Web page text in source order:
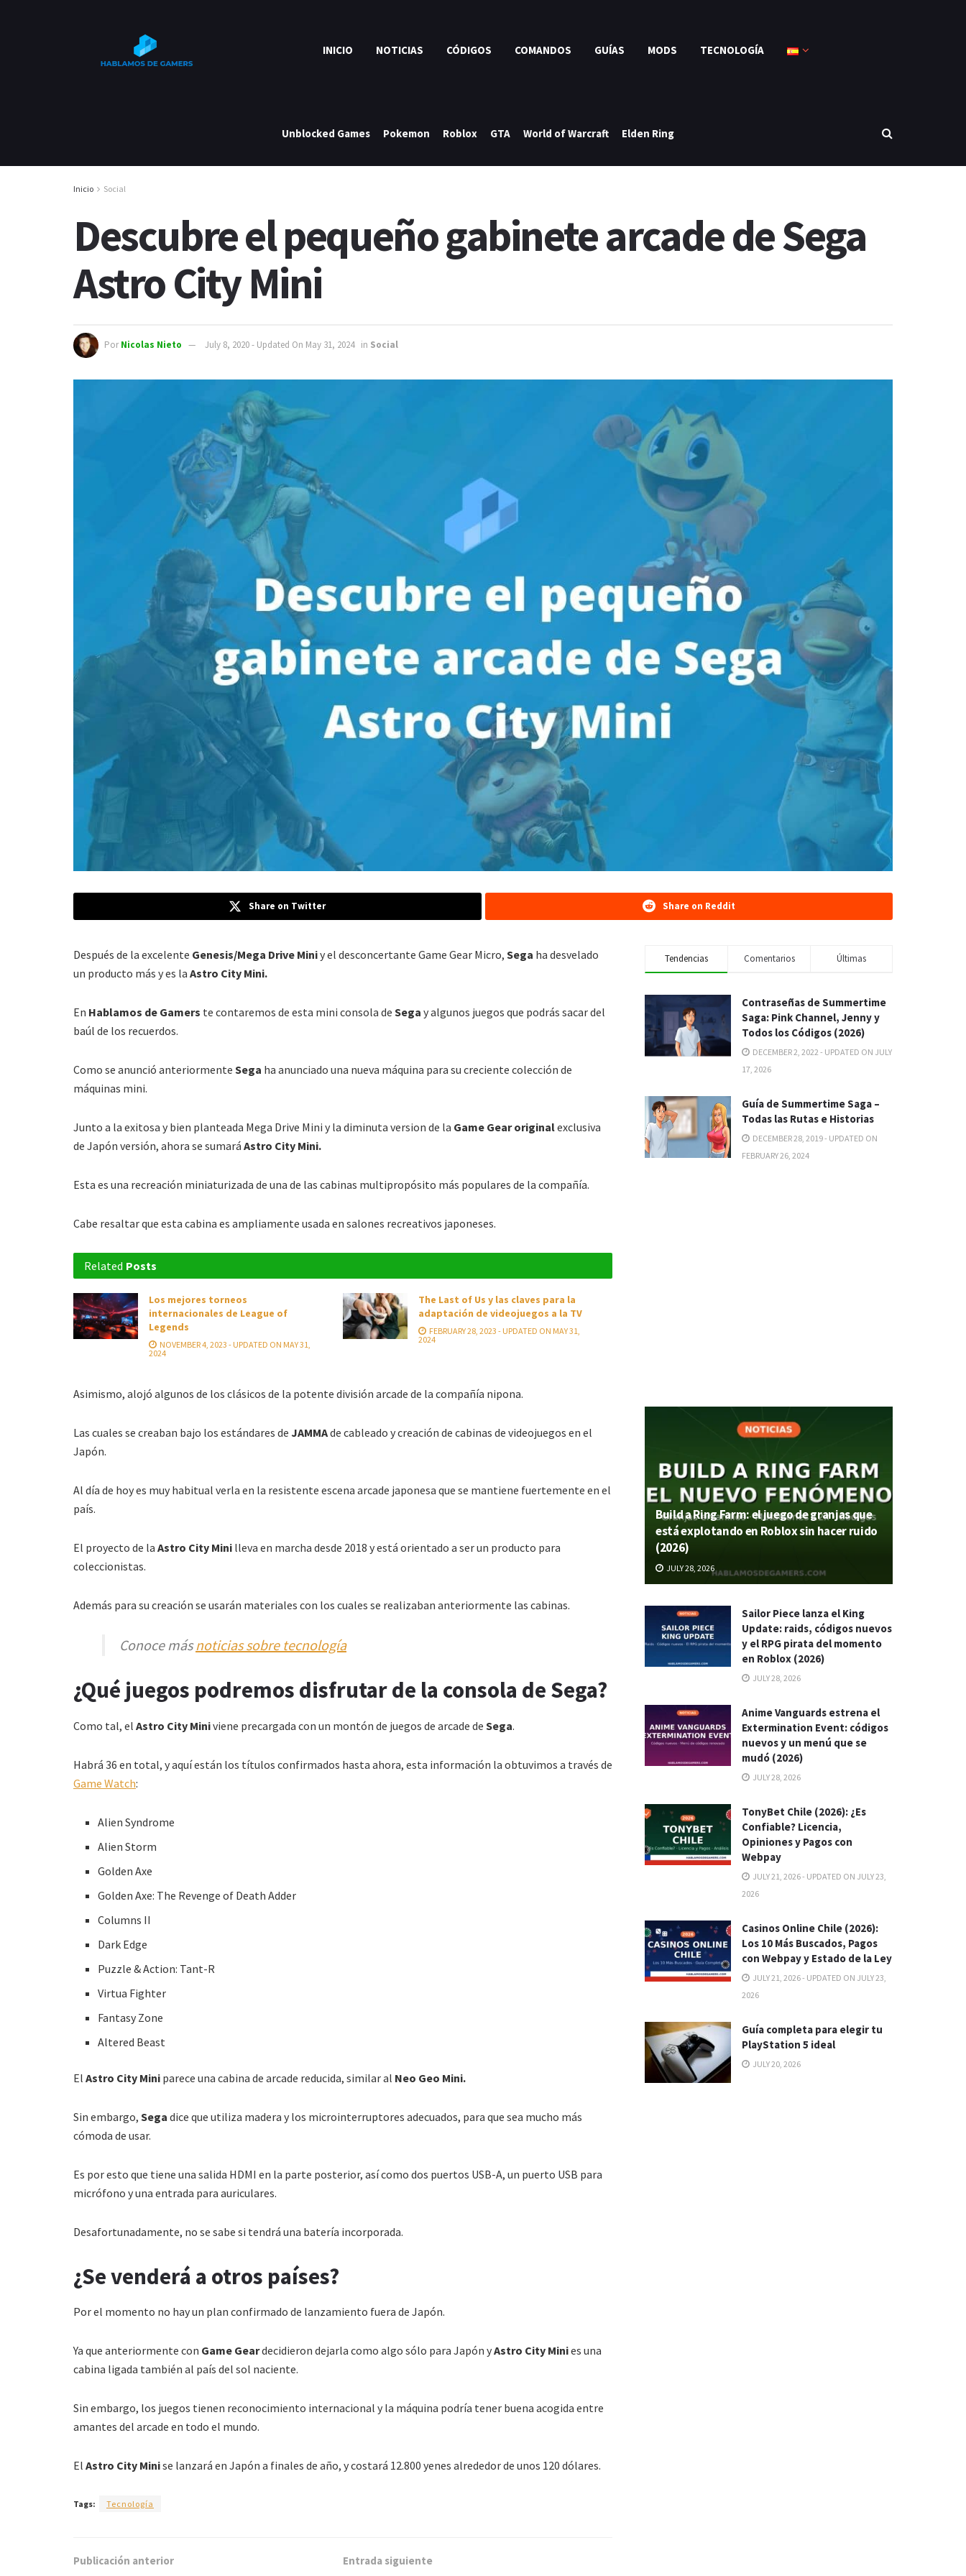
INICIO NOTICIAS CÓDIGOS COMANDOS GUÍAS MODS TECNOLOGÍA
Unblocked Games Pokemon Roblox GTA World of Warcraft Elden Ring
Inicio Social
Descubre el pequeño gabinete arcade de Sega
Astro City Mini
PorNicolas Nieto July 8, 2020 - Updated On May 31, 2024 in Social
Share on Twitter Share on Reddit
Después de la excelente Genesis/Mega Drive Miniy el desconcertante Game Gear Micro, Sega ha desvelado
un producto más y es la Astro City Mini.
En Hablamos de Gamers te contaremos de esta mini consola de Sega y algunos juegos que podrás sacar del
baúl de los recuerdos.
Como se anunció anteriormente Sega ha anunciado una nueva máquina para su creciente colección de
máquinas mini.
Junto a la exitosa y bien planteada Mega Drive Mini y la diminuta version de la Game Gear originalexclusiva
de Japón versión, ahora se sumará Astro City Mini.
Esta es una recreación miniaturizada de una de las cabinas multipropósito más populares de la compañía.
Cabe resaltar que esta cabina es ampliamente usada en salones recreativos japoneses.
Related Posts
Los mejores torneos
internacionales de League of
Legends
NOVEMBER 4, 2023 - UPDATED ON MAY 31,
2024
The Last of Us y las claves para la
adaptación de videojuegos a la TV
FEBRUARY 28, 2023 - UPDATED ON MAY 31,
2024
Asimismo, alojó algunos de los clásicos de la potente división arcade de la compañía nipona.
Las cuales se creaban bajo los estándares de JAMMAde cableado y creación de cabinas de videojuegos en el
Japón.
Al día de hoy es muy habitual verla en la resistente escena arcade japonesa que se mantiene fuertemente en el
país.
El proyecto de la Astro City Mini lleva en marcha desde 2018 y está orientado a ser un producto para
coleccionistas.
Además para su creación se usarán materiales con los cuales se realizaban anteriormente las cabinas.
Conoce másnoticias sobre tecnología
¿Qué juegos podremos disfrutar de la consola de Sega?
Como tal, el Astro City Miniviene precargada con un montón de juegos de arcade de Sega.
Habrá 36 en total, y aquí están los títulos confirmados hasta ahora, esta información la obtuvimos a través de
Game Watch:
Alien Syndrome
Alien Storm
Golden Axe
Golden Axe: The Revenge of Death Adder
Columns II
Dark Edge
Puzzle & Action: Tant-R
Virtua Fighter
Fantasy Zone
Altered Beast
El Astro City Mini parece una cabina de arcade reducida, similar al Neo Geo Mini.
Sin embargo, Sega dice que utiliza madera y los microinterruptores adecuados, para que sea mucho más
cómoda de usar.
Es por esto que tiene una salida HDMI en la parte posterior, así como dos puertos USB-A, un puerto USB para
micrófono y una entrada para auriculares.
Desafortunadamente, no se sabe si tendrá una batería incorporada.
¿Se venderá a otros países?
Por el momento no hay un plan confirmado de lanzamiento fuera de Japón.
Ya que anteriormente con Game Geardecidieron dejarla como algo sólo para Japón yAstro City Minies una
cabina ligada también al país del sol naciente.
Sin embargo, los juegos tienen reconocimiento internacional y la máquina podría tener buena acogida entre
amantes del arcade en todo el mundo.
El Astro City Minise lanzará en Japón a finales de año, y costará 12.800 yenes alrededor de unos 120 dólares.
Tags: Tecnología
Publicación anterior Entrada siguiente
Tendencias Comentarios Últimas
Contraseñas de Summertime
Saga: Pink Channel, Jenny y
Todos los Códigos (2026)
DECEMBER 2, 2022 - UPDATED ON JULY
17, 2026
Guía de Summertime Saga –
Todas las Rutas e Historias
DECEMBER 28, 2019 - UPDATED ON
FEBRUARY 26, 2024
Build a Ring Farm: el juego de granjas que
está explotando en Roblox sin hacer ruido
(2026)
JULY 28, 2026
Sailor Piece lanza el King
Update: raids, códigos nuevos
y el RPG pirata del momento
en Roblox (2026)
JULY 28, 2026
Anime Vanguards estrena el
Extermination Event: códigos
nuevos y un menú que se
mudó (2026)
JULY 28, 2026
TonyBet Chile (2026): ¿Es
Confiable? Licencia,
Opiniones y Pagos con
Webpay
JULY 21, 2026 - UPDATED ON JULY 23,
2026
Casinos Online Chile (2026):
Los 10 Más Buscados, Pagos
con Webpay y Estado de la Ley
JULY 21, 2026 - UPDATED ON JULY 23,
2026
Guía completa para elegir tu
PlayStation 5 ideal
JULY 20, 2026